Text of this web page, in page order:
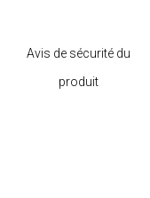
Avis de sécurité du
produit